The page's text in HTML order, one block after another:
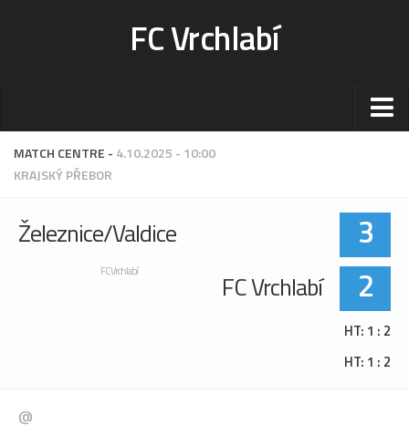
FC Vrchlabí
Stadion
Sportoviště
Ceník
Fotogalerie
MATCH CENTRE - 4.10.2025 - 10:00
KRAJSKÝ PŘEBOR
Železnice/Valdice 3
FC Vrchlabí
FC Vrchlabí 2
HT: 1 : 2
HT: 1 : 2
@